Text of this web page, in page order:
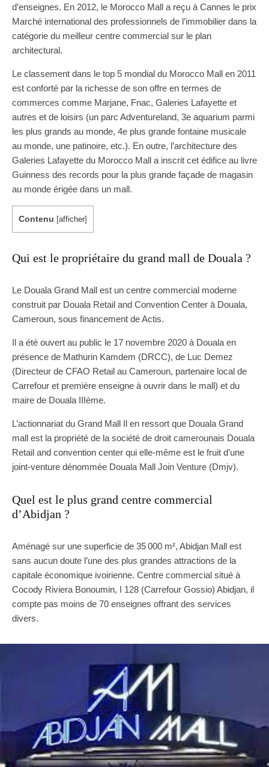
d’enseignes. En 2012, le Morocco Mall a reçu à Cannes le prix
Marché international des professionnels de l’immobilier dans la
catégorie du meilleur centre commercial sur le plan
architectural.
Le classement dans le top 5 mondial du Morocco Mall en 2011
est conforté par la richesse de son offre en termes de
commerces comme Marjane, Fnac, Galeries Lafayette et
autres et de loisirs (un parc Adventureland, 3e aquarium parmi
les plus grands au monde, 4e plus grande fontaine musicale
au monde, une patinoire, etc.). En outre, l’architecture des
Galeries Lafayette du Morocco Mall a inscrit cet édifice au livre
Guinness des records pour la plus grande façade de magasin
au monde érigée dans un mall.
Contenu [afficher]
Qui est le propriétaire du grand mall de Douala ?
Le Douala Grand Mall est un centre commercial moderne
construit par Douala Retail and Convention Center à Douala,
Cameroun, sous financement de Actis.
Il a été ouvert au public le 17 novembre 2020 à Douala en
présence de Mathurin Kamdem (DRCC), de Luc Demez
(Directeur de CFAO Retail au Cameroun, partenaire local de
Carrefour et première enseigne à ouvrir dans le mall) et du
maire de Douala IIIème.
L’actionnariat du Grand Mall Il en ressort que Douala Grand
mall est la propriété de la société de droit camerounais Douala
Retail and convention center qui elle-même est le fruit d’une
joint-venture dénommée Douala Mall Join Venture (Dmjv).
Quel est le plus grand centre commercial
d’Abidjan ?
Aménagé sur une superficie de 35 000 m², Abidjan Mall est
sans aucun doute l’une des plus grandes attractions de la
capitale économique ivoirienne. Centre commercial situé à
Cocody Riviera Bonoumin, I 128 (Carrefour Gossio) Abidjan, il
compte pas moins de 70 enseignes offrant des services
divers.